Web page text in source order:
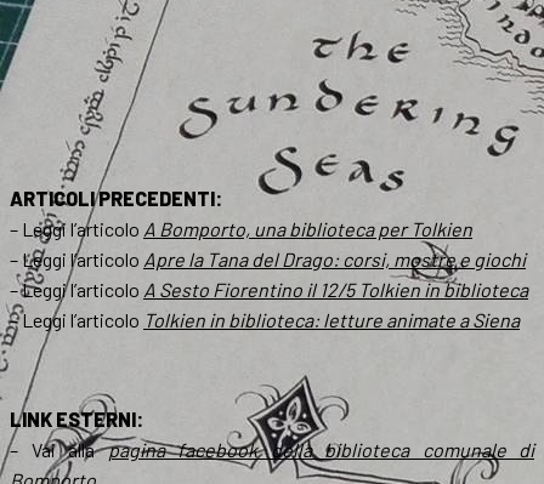
ARTICOLI PRECEDENTI:
– Leggi l’articolo A Bomporto, una biblioteca per Tolkien
– Leggi l’articolo Apre la Tana del Drago: corsi, mostre e giochi
– Leggi l’articolo A Sesto Fiorentino il 12/5 Tolkien in biblioteca
– Leggi l’articolo Tolkien in biblioteca: letture animate a Siena
LINK ESTERNI:
– Vai allapagina facebook della biblioteca comunale di